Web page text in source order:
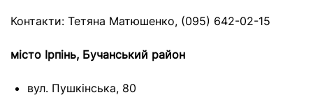
Контакти: Тетяна Матюшенко, (095) 642-02-15
місто Ірпінь, Бучанський район
вул. Пушкінська, 80